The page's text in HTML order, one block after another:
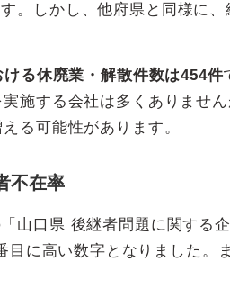
。しかし、他府県と同様に
る休廃業・解散件数は454件
施する会社は多くありませ
る可能性があります。
不在率
山口県 後継者問題に関する
目に高い数字となりました。